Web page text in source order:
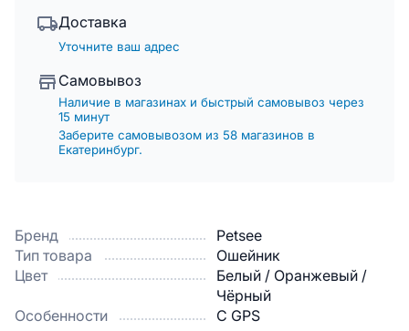
Бренд
Petsee
Тип товара
Ошейник
Цвет
Белый / Оранжевый /
Чёрный
Особенности
С GPS
Доставка
Уточните ваш адрес
Самовывоз
Наличие в магазинах и быстрый самовывоз через
15 минут
Заберите самовывозом из 58 магазинов в
Екатеринбург.